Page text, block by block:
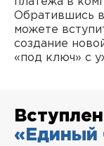
Обратившись
можете
создание
«под ключ» с
«Единый